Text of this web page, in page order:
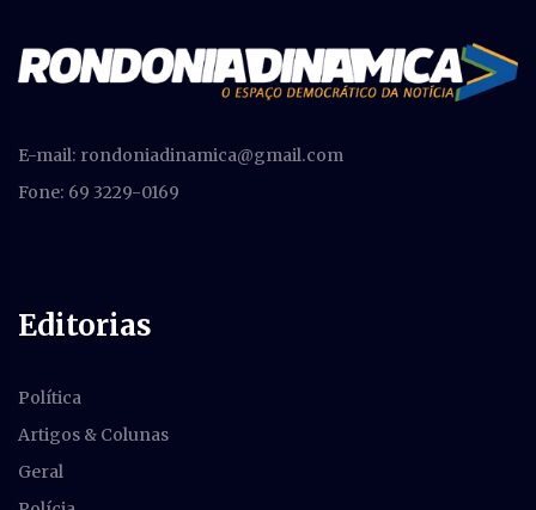
E-mail: rondoniadinamica@gmail.com
Fone: 69 3229-0169
Editorias
Política
Artigos & Colunas
Geral